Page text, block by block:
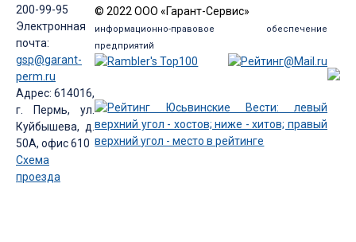
200-99-95
Электронная
почта:
gsp@garant-
perm.ru
Адрес: 614016,
г. Пермь, ул.
Куйбышева, д.
50А, офис 610
Схема
проезда
© 2022 ООО «Гарант-Сервис»
информационно-правовое обеспечение
предприятий